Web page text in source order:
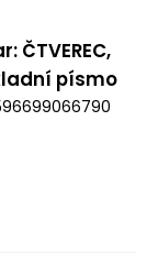
ČTVEREC,
písmo